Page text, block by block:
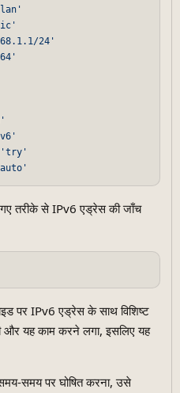
24'
'try'
तरीके से IPv6 एड्रेस की जाँच
पर IPv6 एड्रेस के साथ विशिष्ट
और यह काम करने लगा, इसलिए यह
समय पर घोषित करना, उसे